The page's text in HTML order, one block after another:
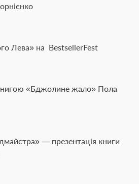
Лева» на BestsellerFest
«Бджолине жало» Пола
— презентація книги